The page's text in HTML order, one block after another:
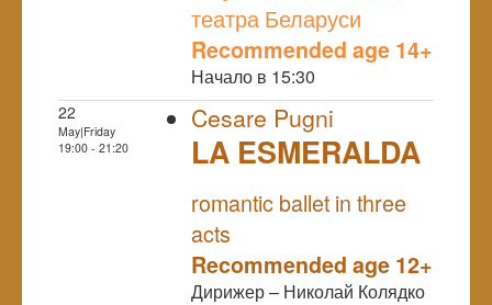
театра Беларуси
Recommended age 14+
Начало в 15:30
22
May|Friday
19:00 - 21:20
Cesare Pugni
LA ESMERALDA
romantic ballet in three
acts
Recommended age 12+
Дирижер – Николай Колядко